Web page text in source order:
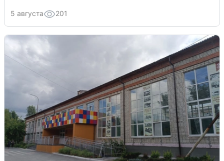
5 августа 201